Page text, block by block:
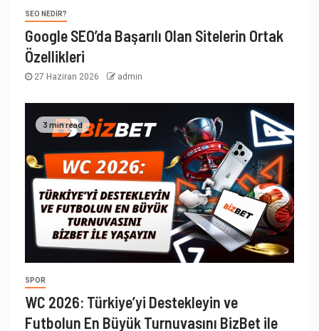
SEO NEDIR?
Google SEO’da Başarılı Olan Sitelerin Ortak
Özellikleri
27 Haziran 2026 admin
3 min read
SPOR
WC 2026: Türkiye’yi Destekleyin ve
Futbolun En Büyük Turnuvasını BizBet ile